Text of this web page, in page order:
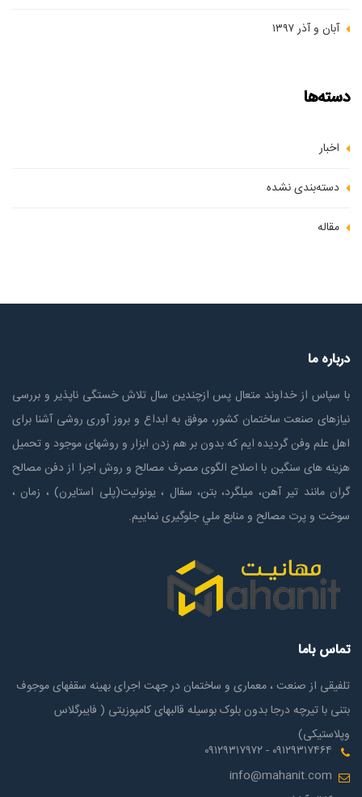
آبان و آذر ۱۳۹۷
دسته‌ها
اخبار
دسته‌بندی نشده
مقاله
درباره ما
با سپاس از خداوند متعال پس ازچندين سال تلاش خستگی ناپذير و بررسی
نیازهای صنعت ساختمان كشور، موفق به ابداع و بروز آوری روشی آشنا برای
اهل علم وفن گردیده ایم که بدون بر هم زدن ابزار و روشهای موجود و تحمیل
هزینه های سنگین با اصلاح الگوی مصرف مصالح و روش اجرا از دفن مصالح
گران مانند تیر آهن، میلگرد، بتن، سفال ، یونولیت(پلی استايرن) ، زمان ،
سوخت و پرت مصالح و منابع ملي جلوگیری نماییم.
تماس باما
تلفیقی از صنعت ، معماری و ساختمان در جهت اجرای بهینه سقفهای موجوف
بتنی با تیرچه درجا بدون بلوک بوسیله قالبهای کامپوزیتی ( فایبرگلاس
وپلاستیکی)
۰۹۱۲۹۳۱۷۴۶۴ - ۰۹۱۲۹۳۱۷۹۷۲
info@mahanit.com